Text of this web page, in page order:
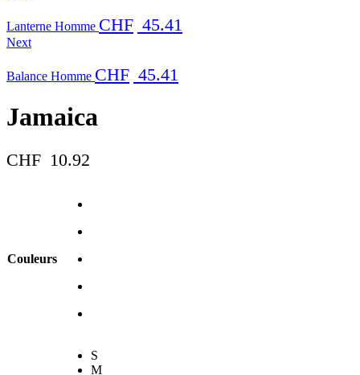
Lanterne Homme CHF 45.41
Next
Balance Homme CHF 45.41
Jamaica
CHF 10.92
Couleurs
S
M